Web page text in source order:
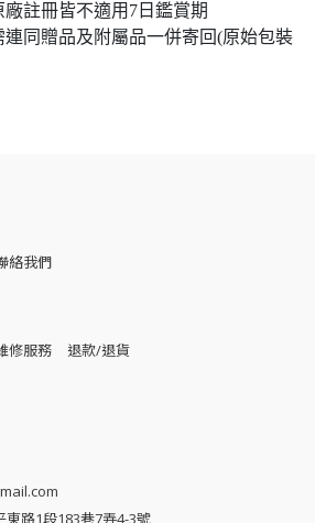
註冊皆不適用7日鑑賞期
同贈品及附屬品一併寄回(原始包裝
絡我們
修服務 退款/退貨
路1段183巷7弄4-3號